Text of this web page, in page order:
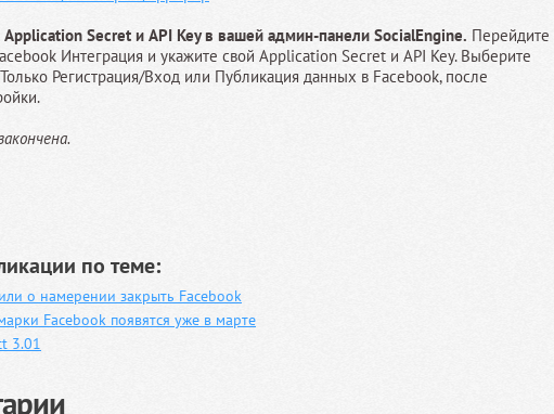
Secret и API Key в вашей админ-панели SocialEngine. Перейдите
Интеграция и укажите свой Application Secret и API Key. Выберите
Регистрация/Вход или Публикация данных в Facebook, после
по теме:
о намерении закрыть Facebook
Facebook появятся уже в марте
3.01